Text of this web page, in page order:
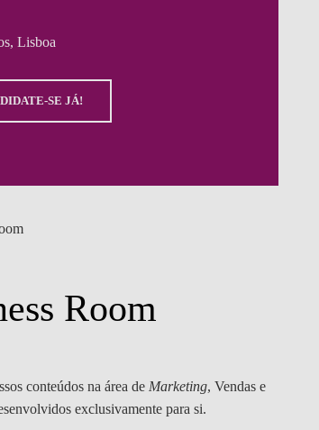
Lisboa
SE JÁ!
Room
conteúdos na área de Marketing, Vendas e
exclusivamente para si.